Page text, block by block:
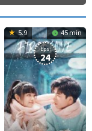
5.9 45 min
Eps:
24